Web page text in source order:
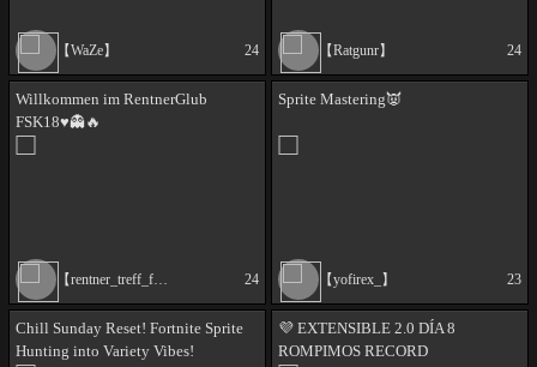
【WaZe】 24 【Ratgunr】 24
Willkommen im RentnerGlub
FSK18♥️👻🔥
【rentner_treff_fortnite】 24
Sprite Mastering👿
【yofirex_】 23
Chill Sunday Reset! Fortnite Sprite
Hunting into Variety Vibes!
💜 EXTENSIBLE 2.0 DÍA 8
ROMPIMOS RECORD